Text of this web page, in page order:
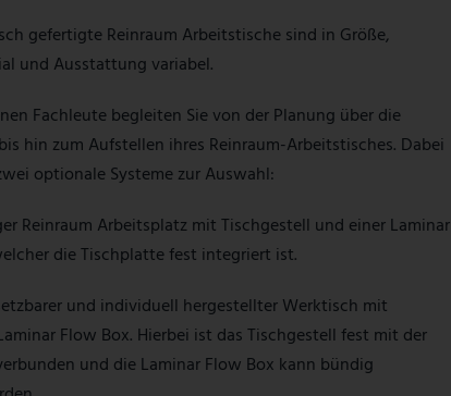
gefertigte Reinraum Arbeitstische sind in Größe,
und Ausstattung variabel.
Fachleute begleiten Sie von der Planung über die
hin zum Aufstellen ihres Reinraum-Arbeitstisches. Dabei
optionale Systeme zur Auswahl:
Reinraum Arbeitsplatz mit Tischgestell und einer Laminar
die Tischplatte fest integriert ist.
und individuell hergestellter Werktisch mit
Flow Box. Hierbei ist das Tischgestell fest mit der
und die Laminar Flow Box kann bündig